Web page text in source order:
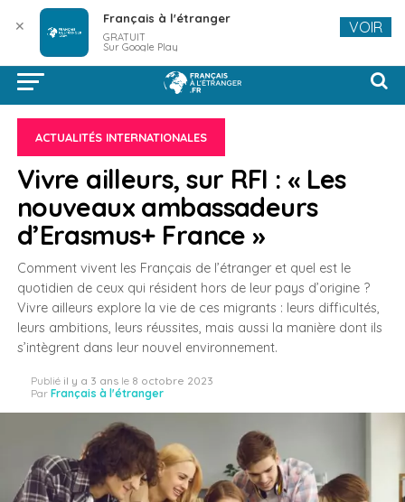
ACTUALITÉS INTERNATIONALES
Vivre ailleurs, sur RFI : « Les
nouveaux ambassadeurs
d’Erasmus+ France »
Comment vivent les Français de l’étranger et quel est le
quotidien de ceux qui résident hors de leur pays d’origine ?
Vivre ailleurs explore la vie de ces migrants : leurs difficultés,
leurs ambitions, leurs réussites, mais aussi la manière dont ils
s’intègrent dans leur nouvel environnement.
Publié il y a 3 ans le 8 octobre 2023
Par Français à l'étranger
✕ Français à l'étranger
GRATUIT
Sur Google Play
VOIR